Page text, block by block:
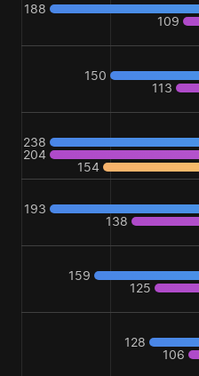
188
109
150
113
238
204
154
193
138
159
125
128
106